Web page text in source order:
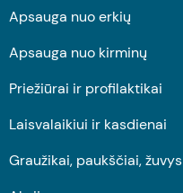
Apsauga nuo erkių
Apsauga nuo kirminų
Priežiūrai ir profilaktikai
Laisvalaikiui ir kasdienai
Graužikai, paukščiai, žuvys